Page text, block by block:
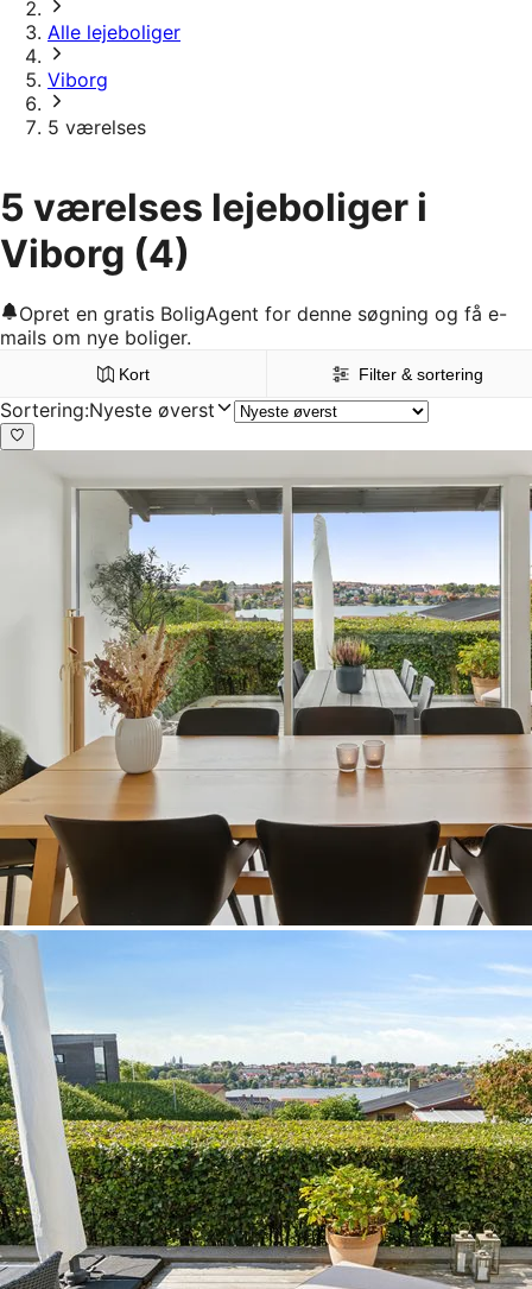
Alle lejeboliger
Viborg
5 værelses
5 værelses lejeboliger i
Viborg (4)
Opret en gratis BoligAgent for denne søgning og få e-
mails om nye boliger.
Kort Filter & sortering
Sortering:Nyeste øverst